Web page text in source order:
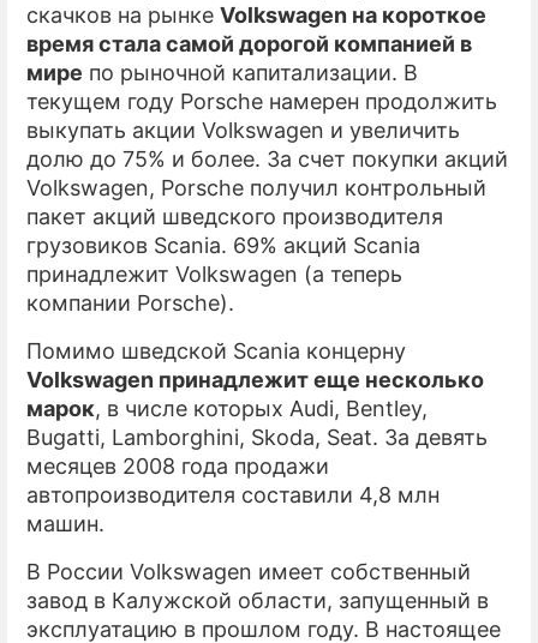
скачков на рынке Volkswagen на короткое
время стала самой дорогой компанией в
мире по рыночной капитализации. В
текущем году Porsche намерен продолжить
выкупать акции Volkswagen и увеличить
долю до 75% и более. За счет покупки акций
Volkswagen, Porsche получил контрольный
пакет акций шведского производителя
грузовиков Scania. 69% акций Scania
принадлежит Volkswagen (а теперь
компании Porsche).
Помимо шведской Scania концерну
Volkswagen принадлежит еще несколько
марок, в числе которых Audi, Bentley,
Bugatti, Lamborghini, Skoda, Seat. За девять
месяцев 2008 года продажи
автопроизводителя составили 4,8 млн
машин.
В России Volkswagen имеет собственный
завод в Калужской области, запущенный в
эксплуатацию в прошлом году. В настоящее